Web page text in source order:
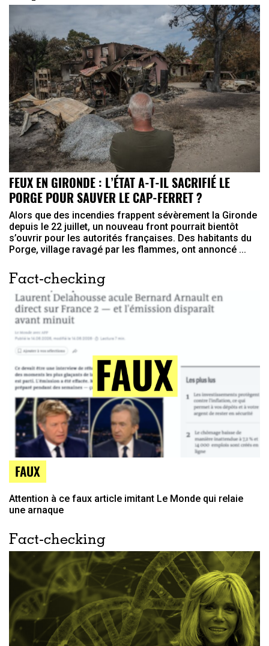
FEUX EN GIRONDE : L’ÉTAT A-T-IL SACRIFIÉ LE
PORGE POUR SAUVER LE CAP-FERRET ?
Alors que des incendies frappent sévèrement la Gironde
depuis le 22 juillet, un nouveau front pourrait bientôt
s’ouvrir pour les autorités françaises. Des habitants du
Porge, village ravagé par les flammes, ont annoncé ...
Fact-checking
FAUX
Attention à ce faux article imitant Le Monde qui relaie
une arnaque
Fact-checking